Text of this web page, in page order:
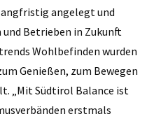
angelegt und
Betrieben in Zukunft
Wohlbefinden wurden
Genießen, zum Bewegen
„Mit Südtirol Balance ist
erstmals